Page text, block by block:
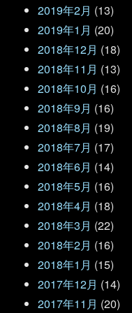
2019年2月 (13)
2019年1月 (20)
2018年12月 (18)
2018年11月 (13)
2018年10月 (16)
2018年9月 (16)
2018年8月 (19)
2018年7月 (17)
2018年6月 (14)
2018年5月 (16)
2018年4月 (18)
2018年3月 (22)
2018年2月 (16)
2018年1月 (15)
2017年12月 (14)
2017年11月 (20)